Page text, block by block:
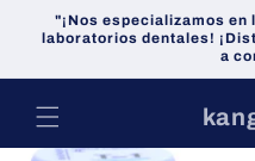
directamente
al contenido
"¡Nos especializamos
laboratorios dentales!
a